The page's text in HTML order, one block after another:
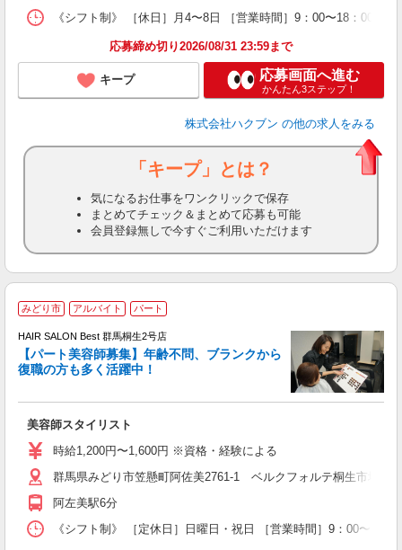
《シフト制》 ［休日］月4〜8日 ［営業時間］9：00〜18：00
応募締め切り2026/08/31 23:59まで
キープ 応募画面へ進む
かんたん3ステップ！
株式会社ハクブン の他の求人をみる
「キープ」とは？
気になるお仕事をワンクリックで保存
まとめてチェック＆まとめて応募も可能
会員登録無しで今すぐご利用いただけます
みどり市 アルバイト パート
HAIR SALON Best 群馬桐生2号店
【パート美容師募集】年齢不問、ブランクから
復職の方も多く活躍中！
美容師スタイリスト
時給1,200円〜1,600円 ※資格・経験による
群馬県みどり市笠懸町阿佐美2761-1 ベルクフォルテ桐生市場店
阿左美駅6分
《シフト制》 ［定休日］日曜日・祝日 ［営業時間］9：00〜